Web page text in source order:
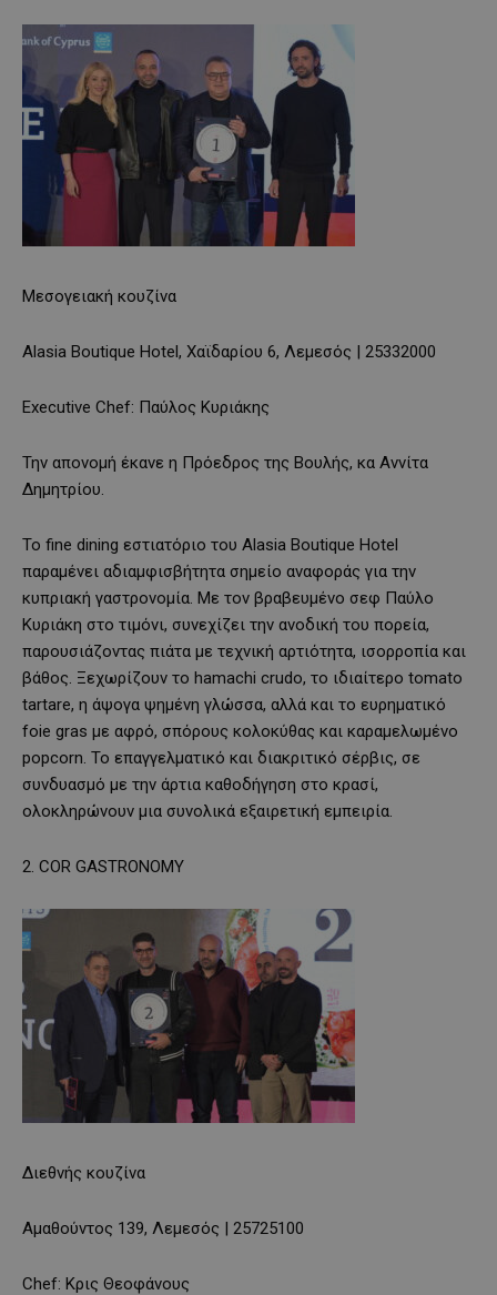
Μεσογειακή κουζίνα
Alasia Boutique Hotel, Χαϊδαρίου 6, Λεμεσός | 25332000
Executive Chef: Παύλος Κυριάκης
Την απονομή έκανε η Πρόεδρος της Βουλής, κα Αννίτα
Δημητρίου.
Το fine dining εστιατόριο του Alasia Boutique Hotel
παραμένει αδιαμφισβήτητα σημείο αναφοράς για την
κυπριακή γαστρονομία. Με τον βραβευμένο σεφ Παύλο
Κυριάκη στο τιμόνι, συνεχίζει την ανοδική του πορεία,
παρουσιάζοντας πιάτα με τεχνική αρτιότητα, ισορροπία και
βάθος. Ξεχωρίζουν το hamachi crudo, το ιδιαίτερο tomato
tartare, η άψογα ψημένη γλώσσα, αλλά και το ευρηματικό
foie gras με αφρό, σπόρους κολοκύθας και καραμελωμένο
popcorn. Το επαγγελματικό και διακριτικό σέρβις, σε
συνδυασμό με την άρτια καθοδήγηση στο κρασί,
ολοκληρώνουν μια συνολικά εξαιρετική εμπειρία.
2. COR GASTRONOMY
Διεθνής κουζίνα
Αμαθούντος 139, Λεμεσός | 25725100
Chef: Κρις Θεοφάνους